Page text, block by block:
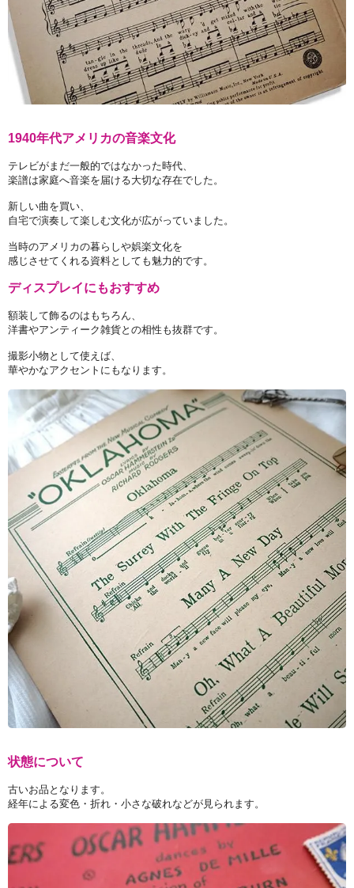
1940年代アメリカの音楽文化
テレビがまだ一般的ではなかった時代、
楽譜は家庭へ音楽を届ける大切な存在でした。
新しい曲を買い、
自宅で演奏して楽しむ文化が広がっていました。
当時のアメリカの暮らしや娯楽文化を
感じさせてくれる資料としても魅力的です。
ディスプレイにもおすすめ
額装して飾るのはもちろん、
洋書やアンティーク雑貨との相性も抜群です。
撮影小物として使えば、
華やかなアクセントにもなります。
状態について
古いお品となります。
経年による変色・折れ・小さな破れなどが見られます。